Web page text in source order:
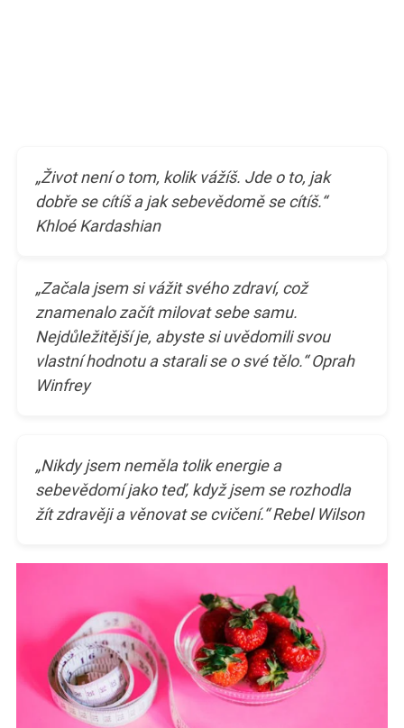
„Život není o tom, kolik vážíš. Jde o to, jak
dobře se cítíš a jak sebevědomě se cítíš.“
Khloé Kardashian
„Začala jsem si vážit svého zdraví, což
znamenalo začít milovat sebe samu.
Nejdůležitější je, abyste si uvědomili svou
vlastní hodnotu a starali se o své tělo.“ Oprah
Winfrey
„Nikdy jsem neměla tolik energie a
sebevědomí jako teď, když jsem se rozhodla
žít zdravěji a věnovat se cvičení.“ Rebel Wilson